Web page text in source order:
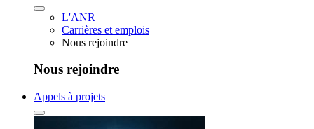
L'ANR
Carrières et emplois
Nous rejoindre
Nous rejoindre
Appels à projets